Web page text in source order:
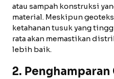
atau sampah konstruksi
material. Meskipun
ketahanan tusuk yang
rata akan memastikan
lebih baik.
2.